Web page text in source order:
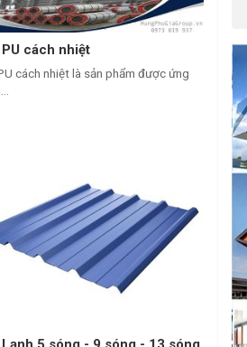
cách nhiệt
cách nhiệt là sản phẩm được ứng